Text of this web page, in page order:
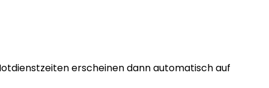
erscheinen dann automatisch auf